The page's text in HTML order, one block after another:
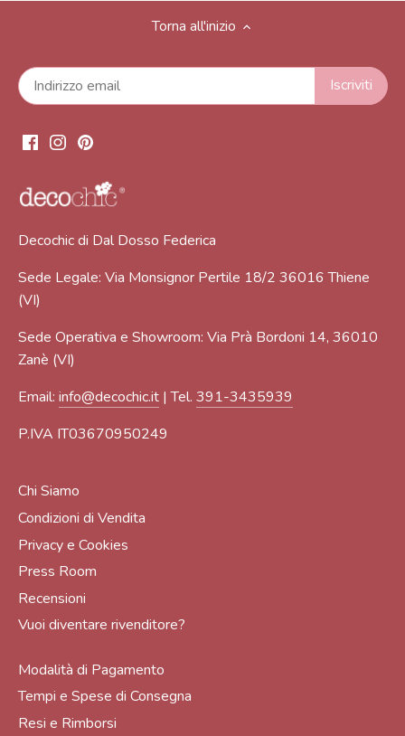
Torna all'inizio
Decochic di Dal Dosso Federica
Sede Legale: Via Monsignor Pertile 18/2 36016 Thiene
(VI)
Sede Operativa e Showroom: Via Prà Bordoni 14, 36010
Zanè (VI)
Email: info@decochic.it | Tel. 391-3435939
P.IVA IT03670950249
Chi Siamo
Condizioni di Vendita
Privacy e Cookies
Press Room
Recensioni
Vuoi diventare rivenditore?
Modalità di Pagamento
Tempi e Spese di Consegna
Resi e Rimborsi